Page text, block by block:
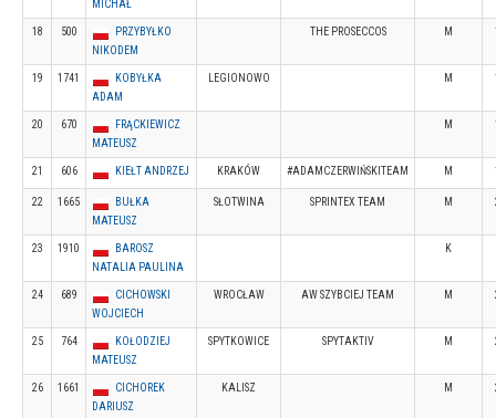
MICHAŁ
18 500
PRZYBYŁKO
NIKODEM
THE PROSECCOS M
19 1741
KOBYŁKA
ADAM
LEGIONOWO M
20 670
FRĄCKIEWICZ
MATEUSZ
M
21 606 KIEŁT ANDRZEJ KRAKÓW #ADAMCZERWIŃSKITEAM M
22 1665
BUŁKA
MATEUSZ
SŁOTWINA SPRINTEX TEAM M
23 1910
BAROSZ
NATALIA PAULINA
K
24 689
CICHOWSKI
WOJCIECH
WROCŁAW AW SZYBCIEJ TEAM M
25 764
KOŁODZIEJ
MATEUSZ
SPYTKOWICE SPYTAKTIV M
26 1661
CICHOREK
DARIUSZ
KALISZ M